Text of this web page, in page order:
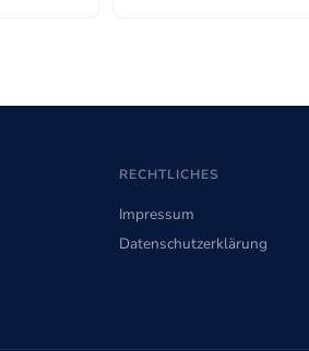
RECHTLICHES
Impressum
Datenschutzerklärung